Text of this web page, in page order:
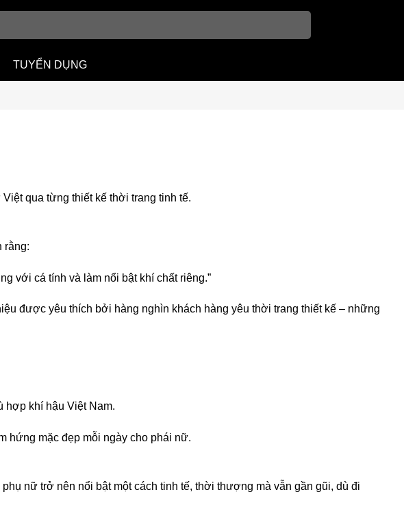
TUYỂN DỤNG
qua từng thiết kế thời trang tinh tế.
rằng:
với cá tính và làm nổi bật khí chất riêng.”
được yêu thích bởi hàng nghìn khách hàng yêu thời trang thiết kế – những
hợp khí hậu Việt Nam.
hứng mặc đẹp mỗi ngày cho phái nữ.
nữ trở nên nổi bật một cách tinh tế, thời thượng mà vẫn gần gũi, dù đi